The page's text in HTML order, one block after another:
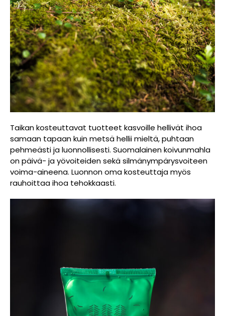
Taikan kosteuttavat tuotteet kasvoille hellivät ihoa
samaan tapaan kuin metsä hellii mieltä, puhtaan
pehmeästi ja luonnollisesti. Suomalainen koivunmahla
on päivä- ja yövoiteiden sekä silmänympärysvoiteen
voima-aineena. Luonnon oma kosteuttaja myös
rauhoittaa ihoa tehokkaasti.